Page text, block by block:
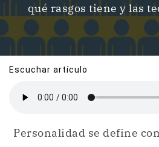
qué rasgos tiene y las
Escuchar artículo
Personalidad se define